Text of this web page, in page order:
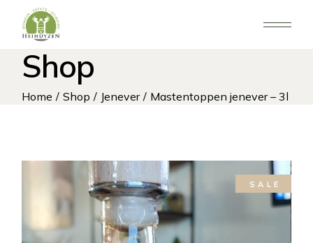
Doorgaan
naar
inhoud
Shop
Home Shop Jenever Mastentoppen jenever – 3l
SALE